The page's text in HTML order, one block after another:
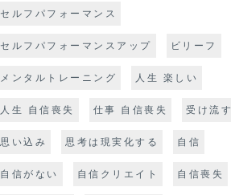
セルフパフォーマンス
セルフパフォーマンスアップ ビリーフ
メンタルトレーニング 人生 楽しい
人生 自信喪失 仕事 自信喪失 受け流す
思い込み 思考は現実化する 自信
自信がない 自信クリエイト 自信喪失